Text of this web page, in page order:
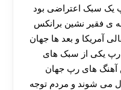
سبک اعتراضی بود
ی فقیر نشین برانکس
آمریکا و بعد ها جهان
رپ یکی از سبک های
آهنگ های رپ جهان
می شوند و مردم توجه